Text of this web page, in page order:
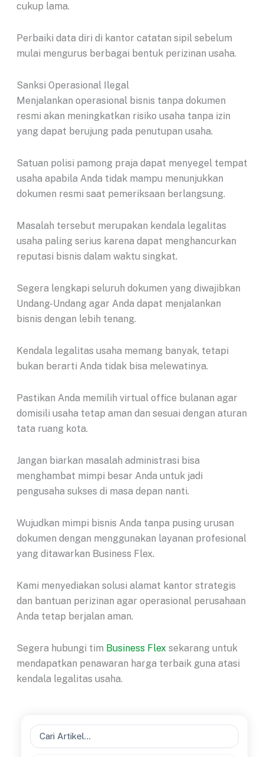
cukup lama.
Perbaiki data diri di kantor catatan sipil sebelum
mulai mengurus berbagai bentuk perizinan usaha.
Sanksi Operasional Ilegal
Menjalankan operasional bisnis tanpa dokumen
resmi akan meningkatkan risiko usaha tanpa izin
yang dapat berujung pada penutupan usaha.
Satuan polisi pamong praja dapat menyegel tempat
usaha apabila Anda tidak mampu menunjukkan
dokumen resmi saat pemeriksaan berlangsung.
Masalah tersebut merupakan kendala legalitas
usaha paling serius karena dapat menghancurkan
reputasi bisnis dalam waktu singkat.
Segera lengkapi seluruh dokumen yang diwajibkan
Undang-Undang agar Anda dapat menjalankan
bisnis dengan lebih tenang.
Kendala legalitas usaha memang banyak, tetapi
bukan berarti Anda tidak bisa melewatinya.
Pastikan Anda memilih virtual office bulanan agar
domisili usaha tetap aman dan sesuai dengan aturan
tata ruang kota.
Jangan biarkan masalah administrasi bisa
menghambat mimpi besar Anda untuk jadi
pengusaha sukses di masa depan nanti.
Wujudkan mimpi bisnis Anda tanpa pusing urusan
dokumen dengan menggunakan layanan profesional
yang ditawarkan Business Flex.
Kami menyediakan solusi alamat kantor strategis
dan bantuan perizinan agar operasional perusahaan
Anda tetap berjalan aman.
Segera hubungi tim Business Flexsekarang untuk
mendapatkan penawaran harga terbaik guna atasi
kendala legalitas usaha.
Search
...